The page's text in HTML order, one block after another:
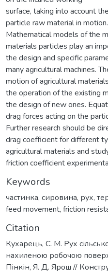
surface, taking into account
particle raw material in motion.
Mathematical models of the
materials particles play an
the design and specific
many agricultural machines.
motion of agricultural
the operation of the existing
the design of new ones.
drag forces acting on the
Further research should be
drag coefficient for different
agricultural materials and
friction coefficient
Keywords
частинка, сировина, рух,
feed movement, friction
Citation
Кухарець, С. М. Рух
нахиленою робочою
Пінкін, Я. Д. Ярош //